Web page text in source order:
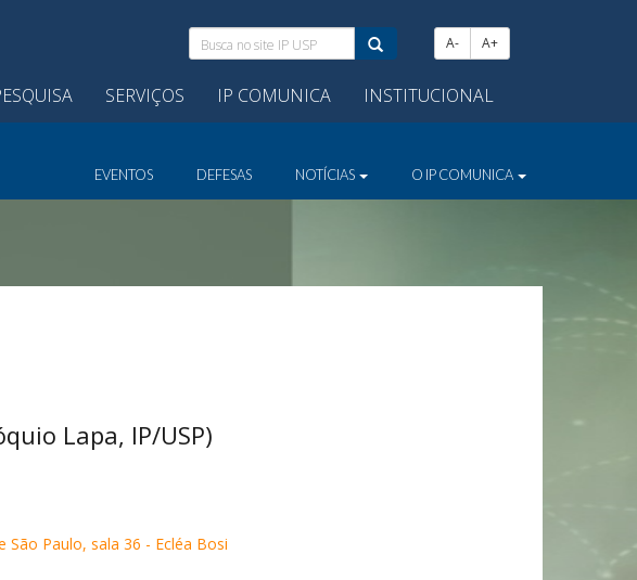
Busca
no
site
IP
A- A+
SERVIÇOS IP COMUNICA INSTITUCIONAL
EVENTOS DEFESAS NOTÍCIAS O IP COMUNICA
Lapa, IP/USP)
Paulo, sala 36 - Ecléa Bosi